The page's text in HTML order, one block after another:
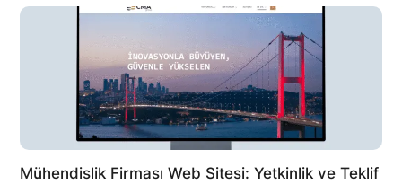
Mühendislik Firması Web Sitesi: Yetkinlik ve Teklif